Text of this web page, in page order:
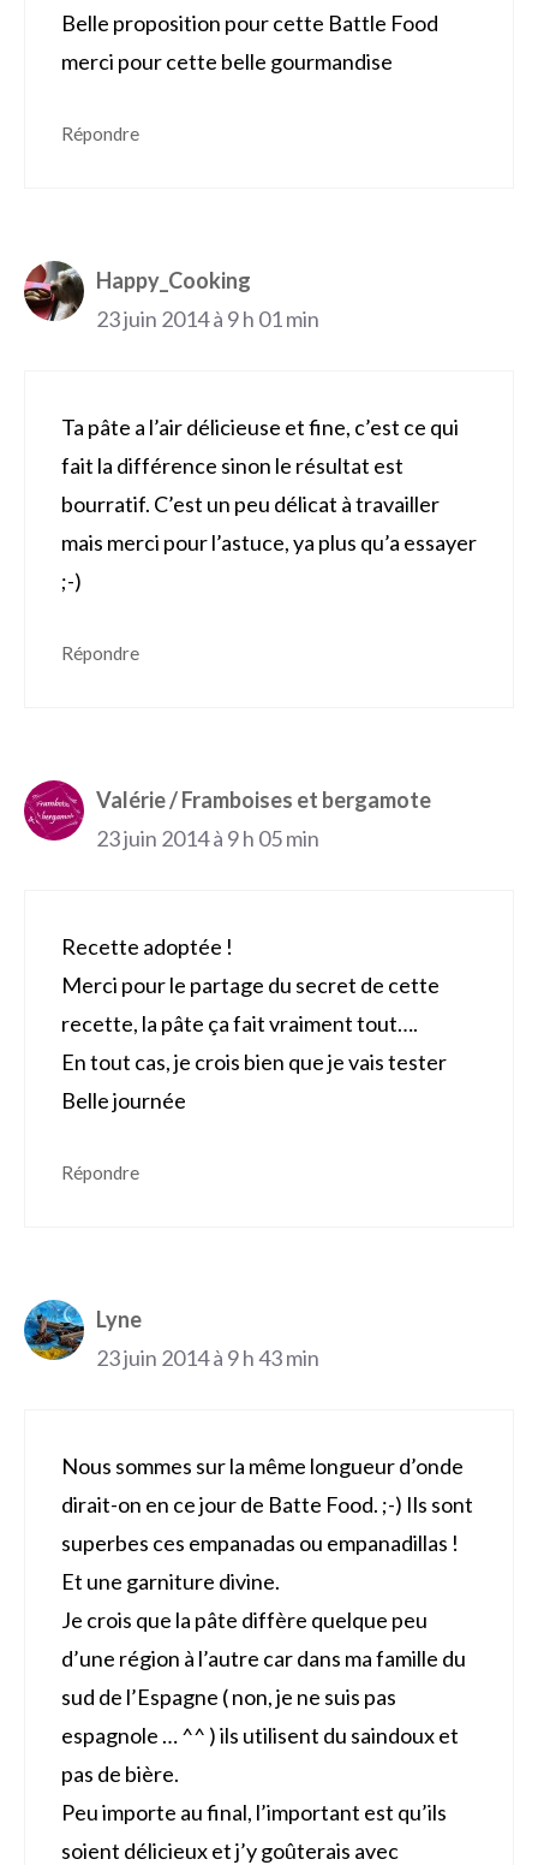
Belle proposition pour cette Battle Food
merci pour cette belle gourmandise
Répondre
Happy_Cooking
23 juin 2014 à 9 h 01 min
Ta pâte a l’air délicieuse et fine, c’est ce qui
fait la différence sinon le résultat est
bourratif. C’est un peu délicat à travailler
mais merci pour l’astuce, ya plus qu’a essayer
;-)
Répondre
Valérie / Framboises et bergamote
23 juin 2014 à 9 h 05 min
Recette adoptée !
Merci pour le partage du secret de cette
recette, la pâte ça fait vraiment tout….
En tout cas, je crois bien que je vais tester
Belle journée
Répondre
Lyne
23 juin 2014 à 9 h 43 min
Nous sommes sur la même longueur d’onde
dirait-on en ce jour de Batte Food. ;-) Ils sont
superbes ces empanadas ou empanadillas !
Et une garniture divine.
Je crois que la pâte diffère quelque peu
d’une région à l’autre car dans ma famille du
sud de l’Espagne ( non, je ne suis pas
espagnole … ^^ ) ils utilisent du saindoux et
pas de bière.
Peu importe au final, l’important est qu’ils
soient délicieux et j’y goûterais avec